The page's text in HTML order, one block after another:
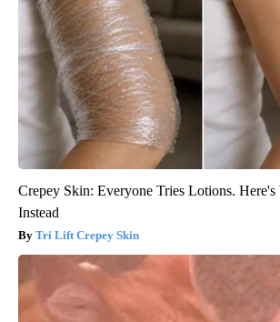
Crepey Skin: Everyone Tries Lotions.
Instead
Tri Lift Crepey Skin